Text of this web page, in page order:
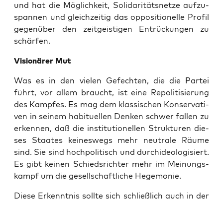
und hat die Mög­lich­keit, Soli­da­ri­täts­net­ze auf­zu­
span­nen und gleich­zei­tig das oppo­si­tio­nel­le Pro­fil
gegen­über den zeit­geis­ti­gen Ent­rü­ckun­gen zu
schärfen.
Visio­nä­rer Mut
Was es in den vie­len Gefech­ten, die die Par­tei
führt, vor allem braucht, ist eine Repo­li­ti­sie­rung
des Kamp­fes. Es mag dem klas­si­schen Kon­ser­va­ti­
ven in sei­nem habi­tu­el­len Den­ken schwer fal­len zu
erken­nen, daß die insti­tu­tio­nel­len Struk­tu­ren die­
ses Staa­tes kei­nes­wegs mehr neu­tra­le Räu­me
sind. Sie sind hoch­po­li­tisch und durch­ideo­lo­gi­siert.
Es gibt kei­nen Schieds­rich­ter mehr im Mei­nungs­
kampf um die gesell­schaft­li­che Hegemonie.
Die­se Erkennt­nis soll­te sich schließ­lich auch in der